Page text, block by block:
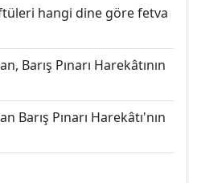
hangi dine göre fetva
Barış Pınarı Harekâtının
Barış Pınarı Harekâtı'nın